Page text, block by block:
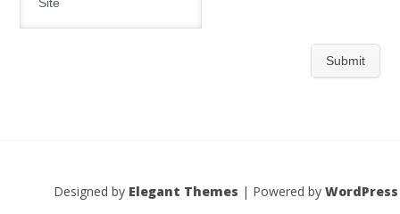
Designed by Elegant Themes | Powered by WordPress